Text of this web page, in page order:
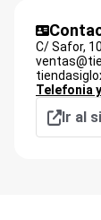
C/ Safor,
Telefonia
Ir al